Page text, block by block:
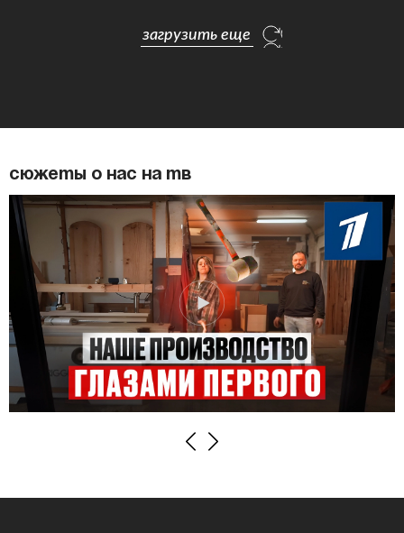
загрузить еще
Сюжеты о нас на ТВ
Previous
Next